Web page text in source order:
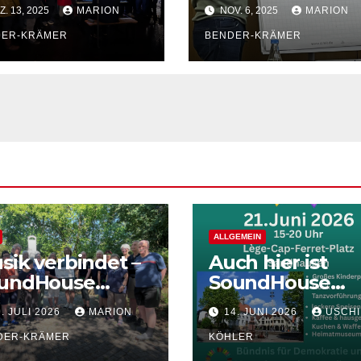
13, 2025 MARION
KRÄMER
Vormittag mit
Notenlehre
NOV. 6, 2025 MARION
BENDER-KRÄMER
verbindet –
Spende
Lebenshilfe
JULI 2026 MARION
KRÄMER
ALLGEMEIN
Auch hier ist
SoundHouse
dabei!
14. JUNI 2026 USCHI
KÖHLER